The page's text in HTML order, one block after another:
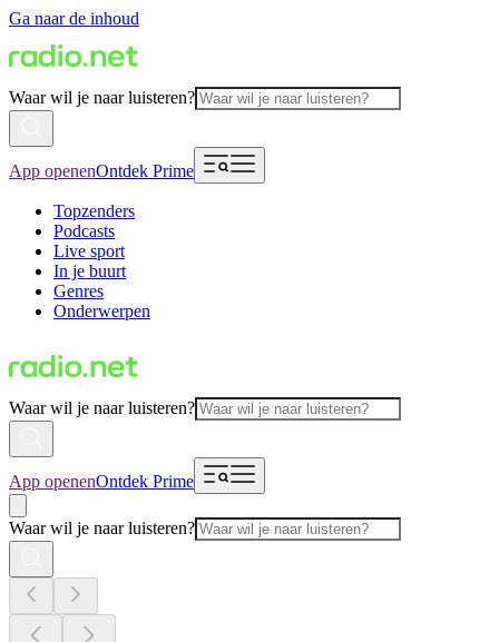
Ga naar de inhoud
Waar wil je naar luisteren?
App openenOntdek Prime
Topzenders
Podcasts
Live sport
In je buurt
Genres
Onderwerpen
Waar wil je naar luisteren?
App openenOntdek Prime
Waar wil je naar luisteren?